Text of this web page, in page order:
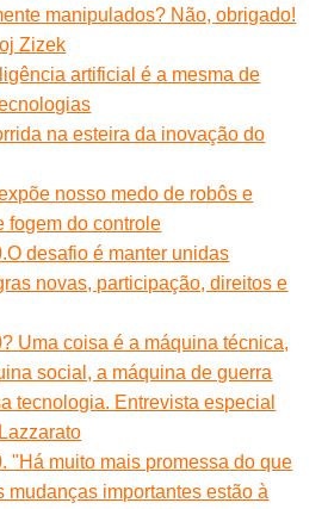
manipulados? Não, obrigado!
Zizek
artificial é a mesma de
na esteira da inovação do
nosso medo de robôs e
fogem do controle
desafio é manter unidas
novas, participação, direitos e
Uma coisa é a máquina técnica,
social, a máquina de guerra
tecnologia. Entrevista especial
"Há muito mais promessa do que
mudanças importantes estão à